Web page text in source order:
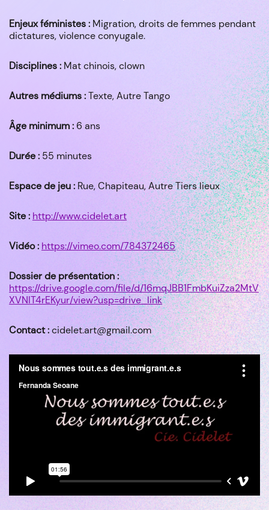
Enjeux féministes : Migration, droits de femmes pendant
dictatures, violence conyugale.
Disciplines : Mat chinois, clown
Autres médiums :Texte, Autre Tango
Âge minimum :6 ans
Durée : 55 minutes
Espace de jeu : Rue, Chapiteau, Autre Tiers lieux
Site : http://www.cidelet.art
Vidéo : https://vimeo.com/784372465
Dossier de présentation :
https://drive.google.com/file/d/16mqJBB1FmbKuiZza2MtV
XVNIT4rEKyur/view?usp=drive_link
Contact :cidelet.art@gmail.com